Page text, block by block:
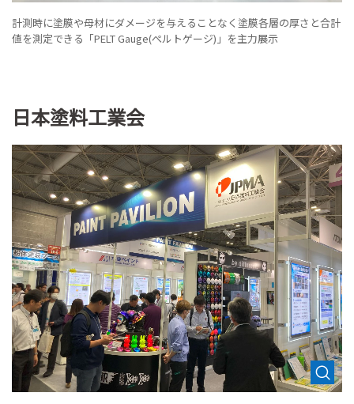
計測時に塗膜や母材にダメージを与えることなく塗膜各層の厚さと合計
値を測定できる「PELT Gauge(ぺルトゲージ)」を主力展示
日本塗料工業会